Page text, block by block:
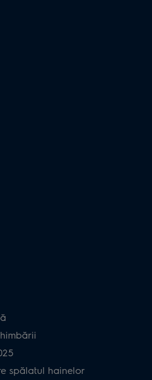
spălatul hainelor